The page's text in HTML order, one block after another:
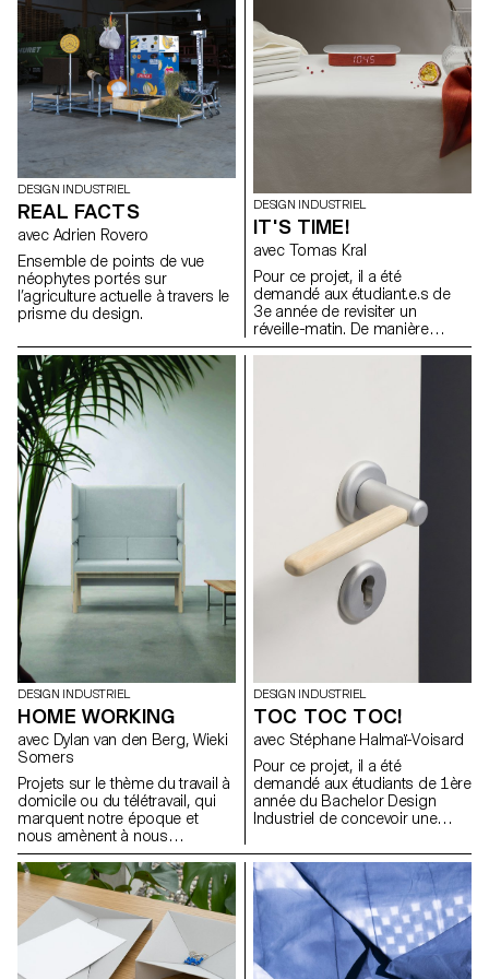
mesurons le familier (longueur,
poids, volume) et l'inhabituel
(son, rayonnement, tension),
nous avons des systèmes de
mesure pour la vie quotidienne
et pour les experts. Pour cet
atelier, les étudiants du
développé des appareils de
mesure alternatifs.
étudiant·e·s de 2e année en
Bachelor Design Industriel,
sous la direction de Stéphane
Halmaï-Voisard, responsable
du programme, et du designer
Elric Petit, présentent une série
DESIGN INDUSTRIEL
REAL FACTS
avec Adrien Rovero
Ensemble de points de vue
néophytes portés sur
l’agriculture actuelle à travers le
prisme du design.
DESIGN INDUSTRIEL
IT'S TIME!
avec Tomas Kral
Pour ce projet, il a été
demandé aux étudiant.e.s de
3e année de revisiter un
réveille-matin. De manière
créative, mais avec simplicité,
réveils affichent l’heure et
sur la table de chevet d’un
enfant ou transportés dans une
valise lors d’un voyage, ces
objets un peu oubliés du
quotidien ont été explorés et
mis à jour par les étudiant.e.s,
qui ont considéré les diverses
possibilités de scénarios et de
DESIGN INDUSTRIEL
HOME WORKING
avec Dylan van den Berg, Wieki
Somers
Projets sur le thème du travail à
domicile ou du télétravail, qui
marquent notre époque et
nous amènent à nous
interroger à la fois sur ce qu'est
le travail, et sur la manière et le
lieu où nous travaillons. La
récente expérience de travail à
distance nous a donné de
nombreuses idées nouvelles.
Cette expérience pourrait
DESIGN INDUSTRIEL
TOC TOC TOC!
avec Stéphane Halmaï-Voisard
Pour ce projet, il a été
demandé aux étudiants de 1ère
année du Bachelor Design
Industriel de concevoir une
porte. Ils ont dû se concentrer
principalement sur la pièce sur
laquelle la main se pose pour
fermer, ouvrir, tirer à soi ou
pousser une porte. La
typologie de leur poignée était
libre, pour autant qu’elle soit